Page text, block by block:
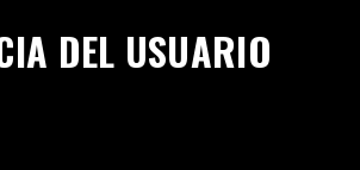
DEL USUARIO